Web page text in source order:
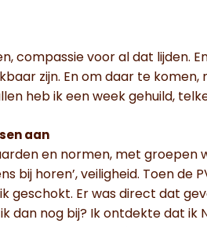
compassie voor al dat lijden.
zijn. En om daar te komen,
heb ik een week gehuild,
aan
en normen, met groepen
bij horen’, veiligheid. Toen de
geschokt. Er was direct dat
dan nog bij? Ik ontdekte dat ik